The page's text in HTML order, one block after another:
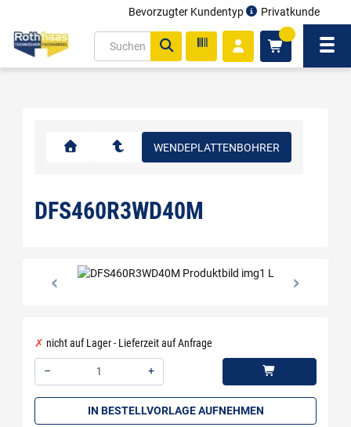
Bevorzugter Kundentyp Privatkunde
WENDEPLATTENBOHRER
DFS460R3WD40M
nicht auf Lager - Lieferzeit auf Anfrage
–
+
IN BESTELLVORLAGE AUFNEHMEN